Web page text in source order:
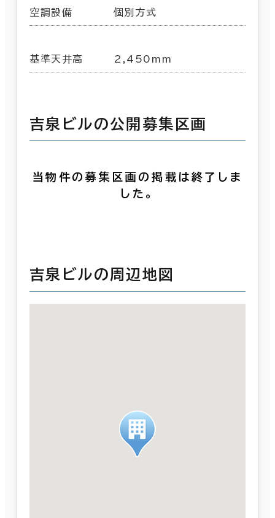
空調設備 個別方式
基準天井高 2,450mm
吉泉ビルの公開募集区画
当物件の募集区画の掲載は終了しま
した。
吉泉ビルの周辺地図